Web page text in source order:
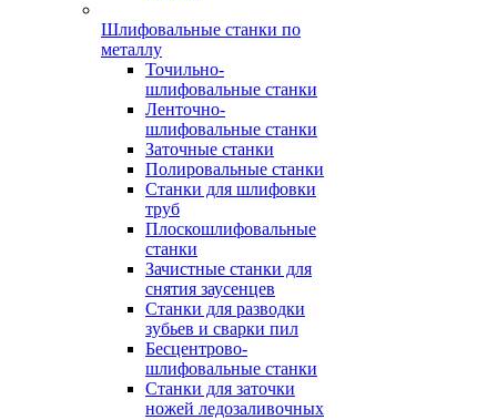
Шлифовальные станки по
металлу
Точильно-
шлифовальные станки
Ленточно-
шлифовальные станки
Заточные станки
Полировальные станки
Станки для шлифовки
труб
Плоскошлифовальные
станки
Зачистные станки для
снятия заусенцев
Станки для разводки
зубьев и сварки пил
Бесцентрово-
шлифовальные станки
Станки для заточки
ножей ледозаливочных